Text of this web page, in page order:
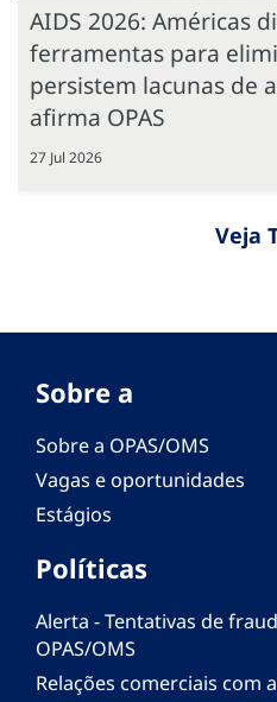
AIDS 2026: Américas
ferramentas para
persistem lacunas de
afirma OPAS
27 Jul 2026
Veja
Sobre a
Sobre a OPAS/OMS
Vagas e oportunidades
Estágios
Políticas
Alerta - Tentativas de
OPAS/OMS
Relações comerciais com a